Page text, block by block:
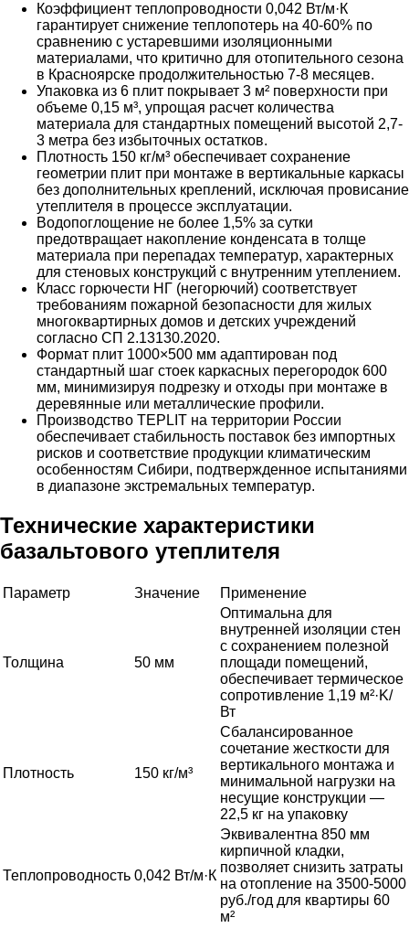
Коэффициент теплопроводности 0,042 Вт/м·К
гарантирует снижение теплопотерь на 40-60% по
сравнению с устаревшими изоляционными
материалами, что критично для отопительного сезона
в Красноярске продолжительностью 7-8 месяцев.
Упаковка из 6 плит покрывает 3 м² поверхности при
объеме 0,15 м³, упрощая расчет количества
материала для стандартных помещений высотой 2,7-
3 метра без избыточных остатков.
Плотность 150 кг/м³ обеспечивает сохранение
геометрии плит при монтаже в вертикальные каркасы
без дополнительных креплений, исключая провисание
утеплителя в процессе эксплуатации.
Водопоглощение не более 1,5% за сутки
предотвращает накопление конденсата в толще
материала при перепадах температур, характерных
для стеновых конструкций с внутренним утеплением.
Класс горючести НГ (негорючий) соответствует
требованиям пожарной безопасности для жилых
многоквартирных домов и детских учреждений
согласно СП 2.13130.2020.
Формат плит 1000×500 мм адаптирован под
стандартный шаг стоек каркасных перегородок 600
мм, минимизируя подрезку и отходы при монтаже в
деревянные или металлические профили.
Производство TEPLIT на территории России
обеспечивает стабильность поставок без импортных
рисков и соответствие продукции климатическим
особенностям Сибири, подтвержденное испытаниями
в диапазоне экстремальных температур.
Технические характеристики
базальтового утеплителя
Параметр Значение Применение
Толщина 50 мм
Оптимальна для
внутренней изоляции стен
с сохранением полезной
площади помещений,
обеспечивает термическое
сопротивление 1,19 м²·K/
Вт
Плотность 150 кг/м³
Сбалансированное
сочетание жесткости для
вертикального монтажа и
минимальной нагрузки на
несущие конструкции —
22,5 кг на упаковку
Теплопроводность 0,042 Вт/м·К
Эквивалентна 850 мм
кирпичной кладки,
позволяет снизить затраты
на отопление на 3500-5000
руб./год для квартиры 60
м²